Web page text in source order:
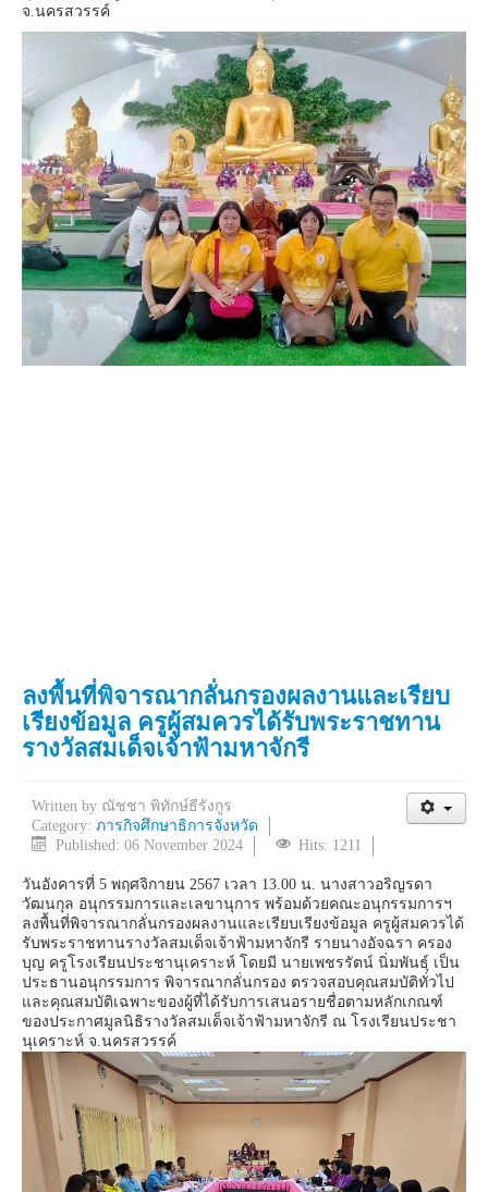
จ.นครสวรรค์
ลงพื้นที่พิจารณากลั่นกรองผลงานและเรียบ
เรียงข้อมูล ครูผู้สมควรได้รับพระราชทาน
รางวัลสมเด็จเจ้าฟ้ามหาจักรี
Written by ณัชชา พิทักษ์ธีรังกูร
Category: ภารกิจศึกษาธิการจังหวัด
Published: 06 November 2024
Hits: 1211
วันอังคารที่ 5 พฤศจิกายน 2567 เวลา 13.00 น. นางสาวอริญรดา
วัฒนกุล อนุกรรมการและเลขานุการ พร้อมด้วยคณะอนุกรรมการฯ
ลงพื้นที่พิจารณากลั่นกรองผลงานและเรียบเรียงข้อมูล ครูผู้สมควรได้
รับพระราชทานรางวัลสมเด็จเจ้าฟ้ามหาจักรี รายนางอัจฉรา ครอง
บุญ ครูโรงเรียนประชานุเคราะห์ โดยมี นายเพชรรัตน์ นิ่มพันธุ์ เป็น
ประธานอนุกรรมการ พิจารณากลั่นกรอง ตรวจสอบคุณสมบัติทั่วไป
และคุณสมบัติเฉพาะของผู้ที่ได้รับการเสนอรายชื่อตามหลักเกณฑ์
ของประกาศมูลนิธิรางวัลสมเด็จเจ้าฟ้ามหาจักรี ณ โรงเรียนประชา
นุเคราะห์ จ.นครสวรรค์